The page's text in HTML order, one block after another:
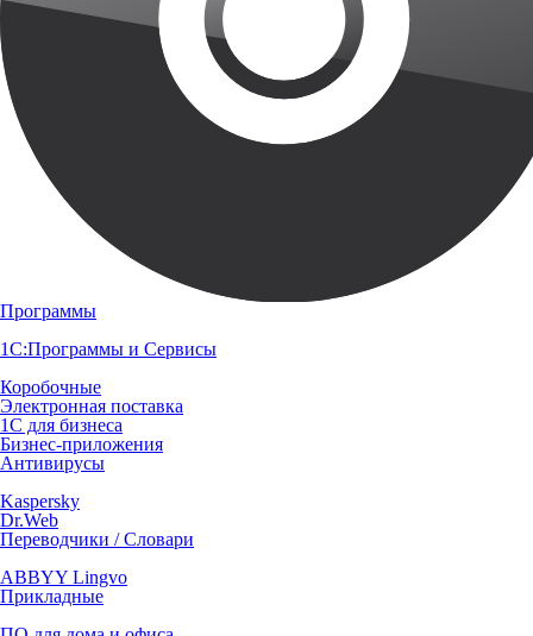
Программы
1С:Программы и Сервисы
Коробочные
Электронная поставка
1С для бизнеса
Бизнес-приложения
Антивирусы
Kaspersky
Dr.Web
Переводчики / Словари
ABBYY Lingvo
Прикладные